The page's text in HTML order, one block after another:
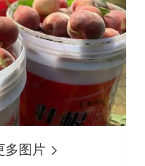
多图片